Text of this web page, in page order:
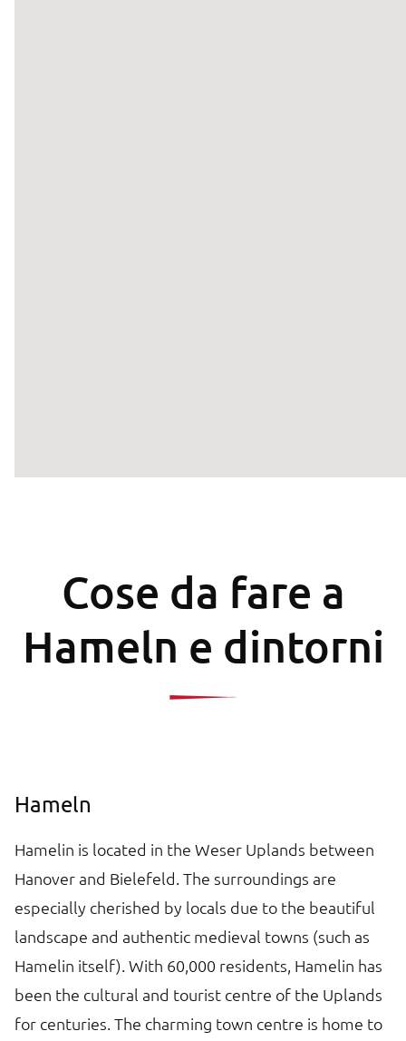
Cose da fare a
Hameln e dintorni
Hameln
Hamelin is located in the Weser Uplands between
Hanover and Bielefeld. The surroundings are
especially cherished by locals due to the beautiful
landscape and authentic medieval towns (such as
Hamelin itself). With 60,000 residents, Hamelin has
been the cultural and tourist centre of the Uplands
for centuries. The charming town centre is home to